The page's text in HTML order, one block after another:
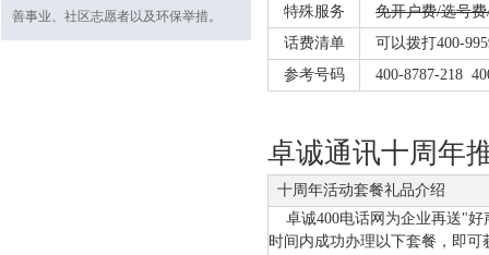
善事业、社区志愿者以及环保举措。
特殊服务
免开户费/选号
话费清单
可以拨打400-
参考号码
400-8787-218
卓诚通讯十周年
十周年活动套餐礼品介绍
卓诚400电话网为企业再送"好
时间内成功办理以下套餐，即